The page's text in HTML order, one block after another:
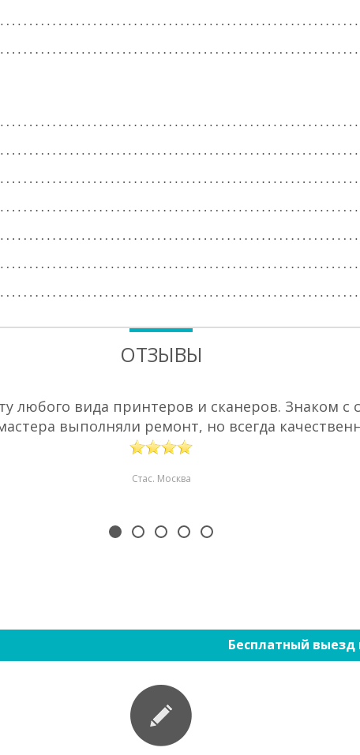
ОТЗЫВЫ
любого вида принтеров и сканеров. Знаком с
выполняли ремонт, но всегда
Стас. Москва
Бесплатный выезд